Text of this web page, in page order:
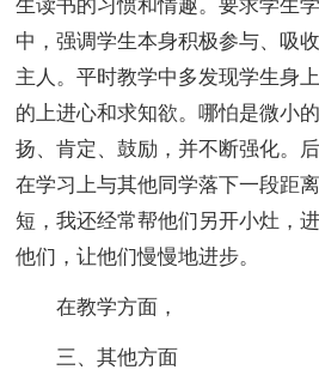
生读书的习惯和情趣。要求学生
中，强调学生本身积极参与、吸
主人。平时教学中多发现学生身
的上进心和求知欲。哪怕是微小
扬、肯定、鼓励，并不断强化。
在学习上与其他同学落下一段距
短，我还经常帮他们另开小灶，
他们，让他们慢慢地进步。
在教学方面，
三、其他方面